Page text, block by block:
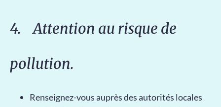
4. Attention au risque de
pollution.
Renseignez-vous auprès des autorités locales